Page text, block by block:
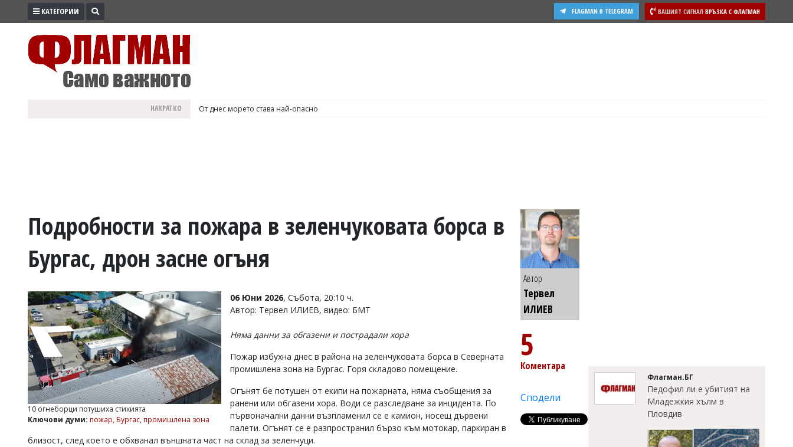
ПРОМО
ВОЙНАТА
УКРАЙНА
РАЗСЛЕДВАНЕ
БИЗНЕС
Управители:
Василев,
v.vasilev@flagman.bg
Касабова,
КАТЕГОРИИ ВАШИЯТ СИГНАЛ ВРЪЗКА С ФЛАГМАН
FLAGMAN В TELEGRAM
НАКРАТКО България е №1 в ЕС по пушене на цигари
Подробности за пожара в зеленчуковата борса в
Бургас, дрон засне огъня
10 огнеборци потушиха стихията
Ключови думи: пожар, Бургас, промишлена зона
06 Юни 2026, Събота, 20:10 ч.
Автор: Тервел ИЛИЕВ, видео: БМТ
Няма данни за обгазени и пострадали хора
Пожар избухна днес в района на зеленчуковата борса в Северната
промишлена зона на Бургас. Горя складово помещение.
Огънят бе потушен от екипи на пожарната, няма съобщения за
ранени или обгазени хора. Води се разследване за инцидента. По
първоначални данни възпламенил се е камион, носещ дървени
палети. Огънят се е разпространил бързо към мотокар, паркиран в
близост, след което е обхванал външната част на склад за зеленчуци.
Автор
Тервел
ИЛИЕВ
5
Коментара
Сподели
Флагман.БГ
Педофил ли е убитият на
Младежкия хълм в
Пловдив